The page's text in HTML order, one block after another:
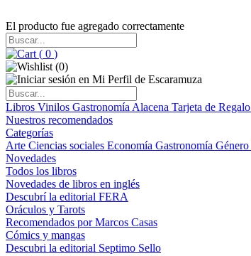
El producto fue agregado correctamente
( 0 )
(0)
Libros Vinilos Gastronomía Alacena Tarjeta de Regalo
Nuestros recomendados
Categorías
Arte Ciencias sociales Economía Gastronomía Género
Novedades
Todos los libros
Novedades de libros en inglés
Descubrí la editorial FERA
Oráculos y Tarots
Recomendados por Marcos Casas
Cómics y mangas
Descubri la editorial Septimo Sello